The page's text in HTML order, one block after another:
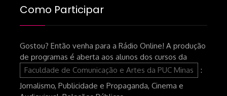
Como Participar
Gostou? Então venha para a Rádio Online! A produção
de programas é aberta aos alunos dos cursos da
Faculdade de Comunicação e Artes da PUC Minas
:
Jornalismo, Publicidade e Propaganda, Cinema e